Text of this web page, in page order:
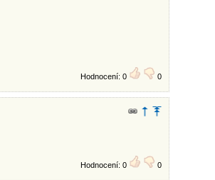
Hodnocení: 0 0
Hodnocení: 0 0